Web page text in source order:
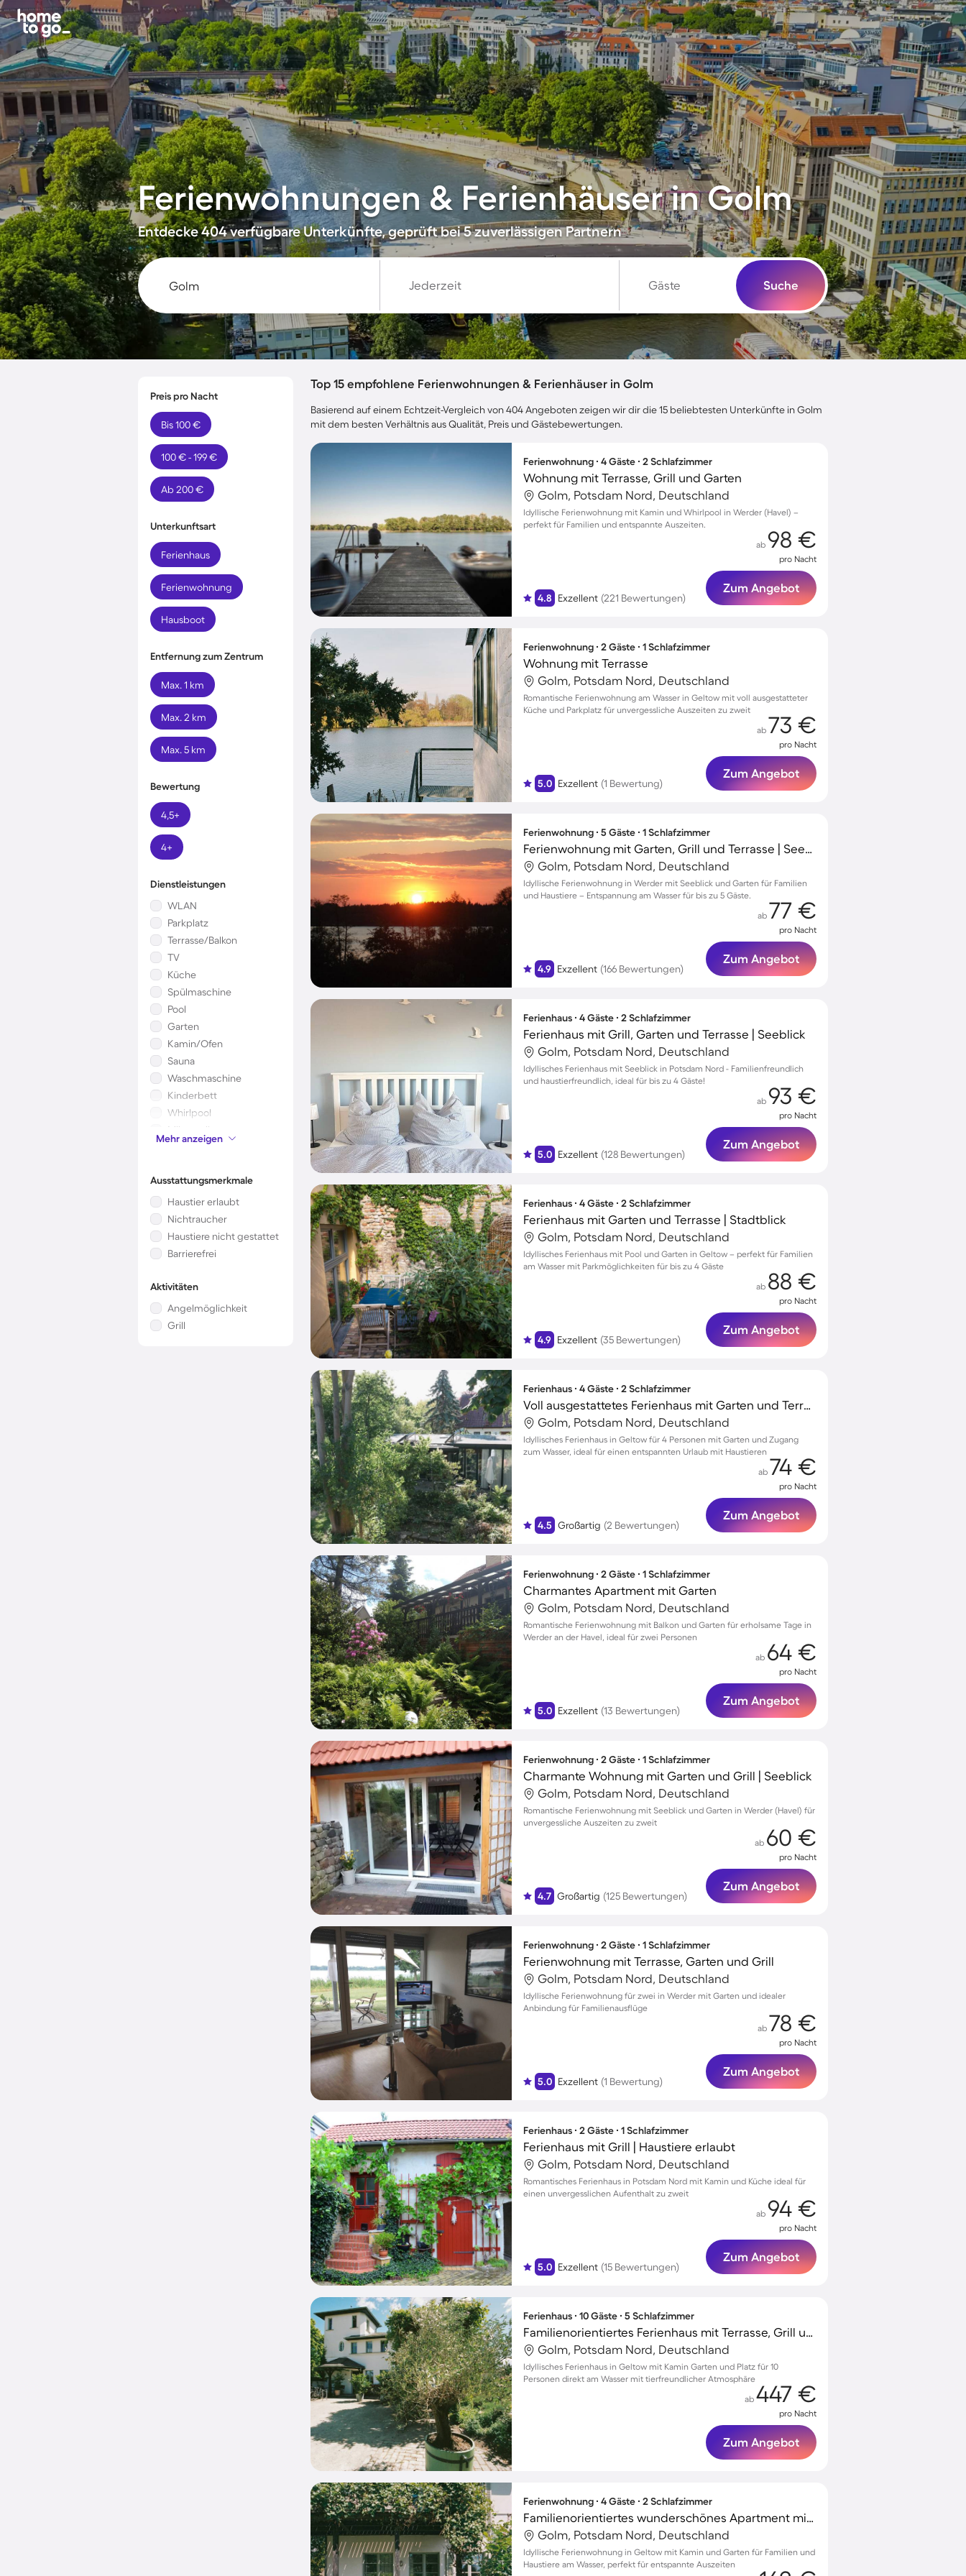
Ferienwohnungen & Ferienhäuser in Golm
Entdecke 404 verfügbare Unterkünfte, geprüft bei 5 zuverlässigen Partnern
Jederzeit Gäste Suche
Preis pro Nacht
Bis 100 €
100 € - 199 €
Ab 200 €
Unterkunftsart
Ferienhaus
Ferienwohnung
Hausboot
Entfernung zum Zentrum
Max. 1 km
Max. 2 km
Max. 5 km
Bewertung
4,5+
4+
Dienstleistungen
WLAN
Parkplatz
Terrasse/Balkon
TV
Küche
Spülmaschine
Pool
Garten
Kamin/Ofen
Sauna
Waschmaschine
Kinderbett
Whirlpool
Mikrowelle
Klimaanlage
Mehr anzeigen
Ausstattungsmerkmale
Haustier erlaubt
Nichtraucher
Haustiere nicht gestattet
Barrierefrei
Aktivitäten
Angelmöglichkeit
Grill
Top 15 empfohlene Ferienwohnungen & Ferienhäuser in Golm
Basierend auf einem Echtzeit-Vergleich von 404 Angeboten zeigen wir dir die 15 beliebtesten Unterkünfte in Golm
mit dem besten Verhältnis aus Qualität, Preis und Gästebewertungen.
Ferienwohnung ∙ 4 Gäste ∙ 2 Schlafzimmer
Wohnung mit Terrasse, Grill und Garten
Golm, Potsdam Nord, Deutschland
Idyllische Ferienwohnung mit Kamin und Whirlpool in Werder (Havel) –
perfekt für Familien und entspannte Auszeiten.
4.8 Exzellent (221 Bewertungen)
ab 98 €
pro Nacht
Zum Angebot
Ferienwohnung ∙ 2 Gäste ∙ 1 Schlafzimmer
Wohnung mit Terrasse
Golm, Potsdam Nord, Deutschland
Romantische Ferienwohnung am Wasser in Geltow mit voll ausgestatteter
Küche und Parkplatz für unvergessliche Auszeiten zu zweit
5.0 Exzellent (1 Bewertung)
ab 73 €
pro Nacht
Zum Angebot
Ferienwohnung ∙ 5 Gäste ∙ 1 Schlafzimmer
Ferienwohnung mit Garten, Grill und Terrasse | Seeblick
Golm, Potsdam Nord, Deutschland
Idyllische Ferienwohnung in Werder mit Seeblick und Garten für Familien
und Haustiere – Entspannung am Wasser für bis zu 5 Gäste.
4.9 Exzellent (166 Bewertungen)
ab 77 €
pro Nacht
Zum Angebot
Ferienhaus ∙ 4 Gäste ∙ 2 Schlafzimmer
Ferienhaus mit Grill, Garten und Terrasse | Seeblick
Golm, Potsdam Nord, Deutschland
Idyllisches Ferienhaus mit Seeblick in Potsdam Nord - Familienfreundlich
und haustierfreundlich, ideal für bis zu 4 Gäste!
5.0 Exzellent (128 Bewertungen)
ab 93 €
pro Nacht
Zum Angebot
Ferienhaus ∙ 4 Gäste ∙ 2 Schlafzimmer
Ferienhaus mit Garten und Terrasse | Stadtblick
Golm, Potsdam Nord, Deutschland
Idyllisches Ferienhaus mit Pool und Garten in Geltow – perfekt für Familien
am Wasser mit Parkmöglichkeiten für bis zu 4 Gäste
4.9 Exzellent (35 Bewertungen)
ab 88 €
pro Nacht
Zum Angebot
Ferienhaus ∙ 4 Gäste ∙ 2 Schlafzimmer
Voll ausgestattetes Ferienhaus mit Garten und Terrasse | Haustierfreundlich
Golm, Potsdam Nord, Deutschland
Idyllisches Ferienhaus in Geltow für 4 Personen mit Garten und Zugang
zum Wasser, ideal für einen entspannten Urlaub mit Haustieren
4.5 Großartig (2 Bewertungen)
ab 74 €
pro Nacht
Zum Angebot
Ferienwohnung ∙ 2 Gäste ∙ 1 Schlafzimmer
Charmantes Apartment mit Garten
Golm, Potsdam Nord, Deutschland
Romantische Ferienwohnung mit Balkon und Garten für erholsame Tage in
Werder an der Havel, ideal für zwei Personen
5.0 Exzellent (13 Bewertungen)
ab 64 €
pro Nacht
Zum Angebot
Ferienwohnung ∙ 2 Gäste ∙ 1 Schlafzimmer
Charmante Wohnung mit Garten und Grill | Seeblick
Golm, Potsdam Nord, Deutschland
Romantische Ferienwohnung mit Seeblick und Garten in Werder (Havel) für
unvergessliche Auszeiten zu zweit
4.7 Großartig (125 Bewertungen)
ab 60 €
pro Nacht
Zum Angebot
Ferienwohnung ∙ 2 Gäste ∙ 1 Schlafzimmer
Ferienwohnung mit Terrasse, Garten und Grill
Golm, Potsdam Nord, Deutschland
Idyllische Ferienwohnung für zwei in Werder mit Garten und idealer
Anbindung für Familienausflüge
5.0 Exzellent (1 Bewertung)
ab 78 €
pro Nacht
Zum Angebot
Ferienhaus ∙ 2 Gäste ∙ 1 Schlafzimmer
Ferienhaus mit Grill | Haustiere erlaubt
Golm, Potsdam Nord, Deutschland
Romantisches Ferienhaus in Potsdam Nord mit Kamin und Küche ideal für
einen unvergesslichen Aufenthalt zu zweit
5.0 Exzellent (15 Bewertungen)
ab 94 €
pro Nacht
Zum Angebot
Ferienhaus ∙ 10 Gäste ∙ 5 Schlafzimmer
Familienorientiertes Ferienhaus mit Terrasse, Grill und Garten | Hunde erlaubt
Golm, Potsdam Nord, Deutschland
Idyllisches Ferienhaus in Geltow mit Kamin Garten und Platz für 10
Personen direkt am Wasser mit tierfreundlicher Atmosphäre
ab 447 €
pro Nacht
Zum Angebot
Ferienwohnung ∙ 4 Gäste ∙ 2 Schlafzimmer
Familienorientiertes wunderschönes Apartment mit Garten, Grill und Terrasse | Haustierfreundlich
Golm, Potsdam Nord, Deutschland
Idyllische Ferienwohnung in Geltow mit Kamin und Garten für Familien und
Haustiere am Wasser, perfekt für entspannte Auszeiten